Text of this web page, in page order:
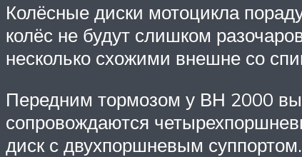
Колёсные диски мотоцикла
колёс не будут слишком
несколько схожими внешне со
Передним тормозом у ВН 2000
сопровождаются
диск с двухпоршневым суппортом.